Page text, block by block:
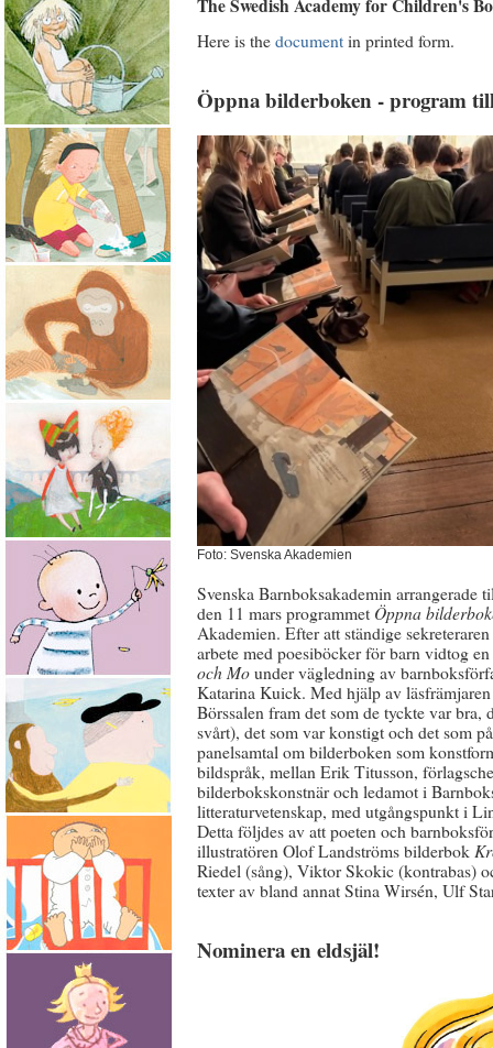
Here is thedocumentin printed form.
Öppna bilderboken - program
Foto: Svenska Akademien
Svenska Barnboksakademin arrangerade
den 11 mars programmet Öppna
Akademien. Efter att ständige
arbete med poesiböcker för barn vidtog
och Mounder vägledning av
Katarina Kuick. Med hjälp av
Börssalen fram det som de tyckte var
svårt), det som var konstigt och det som
panelsamtal om bilderboken som
bildspråk, mellan Erik Titusson,
bilderbokskonstnär och ledamot i
litteraturvetenskap, med utgångspunkt i
Detta följdes av att poeten och
illustratören Olof Landströms bilderbok
Riedel (sång), Viktor Skokic (kontrabas)
texter av bland annat Stina Wirsén, Ulf
Nominera en eldsjäl!